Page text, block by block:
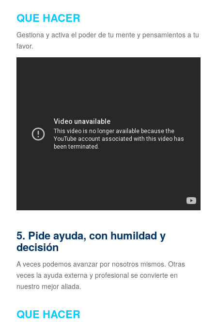
QUE HACER
Gestiona y activa el poder de tu mente y pensamientos a tu
favor.
5. Pide ayuda, con humildad y
decisión
A veces podemos avanzar por nosotros mismos. Otras
veces la ayuda externa y profesional se convierte en
nuestro mejor aliada.
QUE HACER